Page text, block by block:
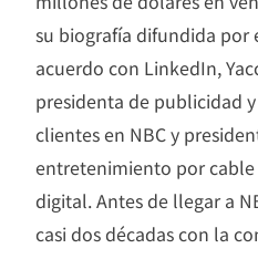
su biografía difundida por
acuerdo con LinkedIn,
presidenta de publicidad
clientes en NBC y
entretenimiento por
digital. Antes de llegar a
casi dos décadas con la